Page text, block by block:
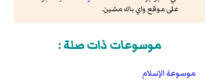
على موقع واي باك مشين.
موسوعات ذات صلة :
موسوعة الإسلام